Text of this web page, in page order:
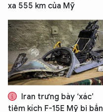
xa 555 km của Mỹ
Iran trưng bày ‘xác’
tiêm kích F-15E Mỹ bị bắn